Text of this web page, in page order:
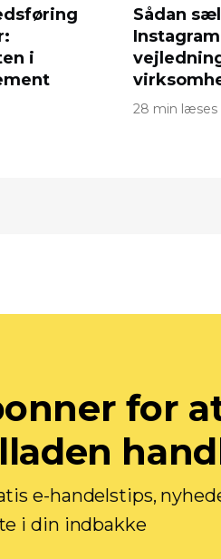
i
Sådan
28 min læses
for
e-handelstips,
i din indbakke